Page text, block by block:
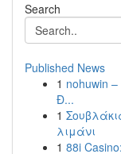
Search
Published News
1 nohuwin
Đ...
1
λιμάνι
1 88i